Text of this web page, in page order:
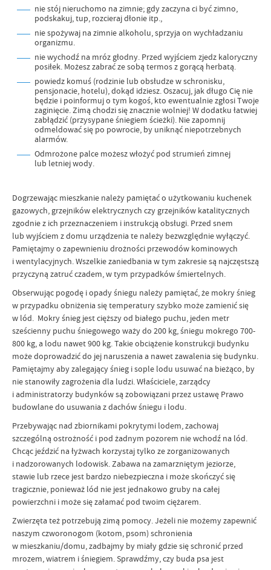
nie stój nieruchomo na zimnie; gdy zaczyna ci być zimno,
podskakuj, tup, rozcieraj dłonie itp.,
nie spożywaj na zimnie alkoholu, sprzyja on wychładzaniu
organizmu.
nie wychodź na mróz głodny. Przed wyjściem zjedz kaloryczny
posiłek. Możesz zabrać ze sobą termos z gorącą herbatą.
powiedz komuś (rodzinie lub obsłudze w schronisku,
pensjonacie, hotelu), dokąd idziesz. Oszacuj, jak długo Cię nie
będzie i poinformuj o tym kogoś, kto ewentualnie zgłosi Twoje
zaginięcie. Zimą chodzi się znacznie wolniej! W dodatku łatwiej
zabłądzić (przysypane śniegiem ścieżki). Nie zapomnij
odmeldować się po powrocie, by uniknąć niepotrzebnych
alarmów.
Odmrożone palce możesz włożyć pod strumień zimnej
lub letniej wody.
Dogrzewając mieszkanie należy pamiętać o użytkowaniu kuchenek
gazowych, grzejników elektrycznych czy grzejników katalitycznych
zgodnie z ich przeznaczeniem i instrukcją obsługi. Przed snem
lub wyjściem z domu urządzenia te należy bezwzględnie wyłączyć.
Pamiętajmy o zapewnieniu drożności przewodów kominowych
i wentylacyjnych. Wszelkie zaniedbania w tym zakresie są najczęstszą
przyczyną zatruć czadem, w tym przypadków śmiertelnych.
Obserwując pogodę i opady śniegu należy pamiętać, że mokry śnieg
w przypadku obniżenia się temperatury szybko może zamienić się
w lód. Mokry śnieg jest cięższy od białego puchu, jeden metr
sześcienny puchu śniegowego waży do 200 kg, śniegu mokrego 700-
800 kg, a lodu nawet 900 kg. Takie obciążenie konstrukcji budynku
może doprowadzić do jej naruszenia a nawet zawalenia się budynku.
Pamiętajmy aby zalegający śnieg i sople lodu usuwać na bieżąco, by
nie stanowiły zagrożenia dla ludzi. Właściciele, zarządcy
i administratorzy budynków są zobowiązani przez ustawę Prawo
budowlane do usuwania z dachów śniegu i lodu.
Przebywając nad zbiornikami pokrytymi lodem, zachowaj
szczególną ostrożność i pod żadnym pozorem nie wchodź na lód.
Chcąc jeździć na łyżwach korzystaj tylko ze zorganizowanych
i nadzorowanych lodowisk. Zabawa na zamarzniętym jeziorze,
stawie lub rzece jest bardzo niebezpieczna i może skończyć się
tragicznie, ponieważ lód nie jest jednakowo gruby na całej
powierzchni i może się załamać pod twoim ciężarem.
Zwierzęta też potrzebują zimą pomocy. Jeżeli nie możemy zapewnić
naszym czworonogom (kotom, psom) schronienia
w mieszkaniu/domu, zadbajmy by miały gdzie się schronić przed
mrozem, wiatrem i śniegiem. Sprawdźmy, czy buda psa jest